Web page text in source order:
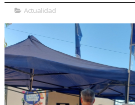
Actualidad